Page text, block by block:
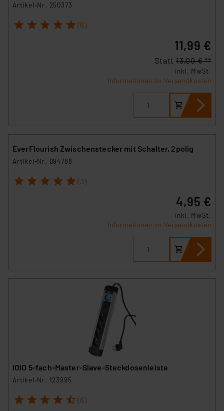
Artikel-Nr. 250373
1 2 3 4 5 (6)
11,99 €
Statt 13,00 € **
inkl. MwSt.
Informationen zu Versandkosten
EverFlourish Zwischenstecker mit Schalter, 2polig
Artikel-Nr. 094788
1 2 3 4 5 (3)
4,95 €
inkl. MwSt.
Informationen zu Versandkosten
IOIO 5-fach-Master-Slave-Steckdosenleiste
Artikel-Nr. 123995
1 2 3 4 5 (6)